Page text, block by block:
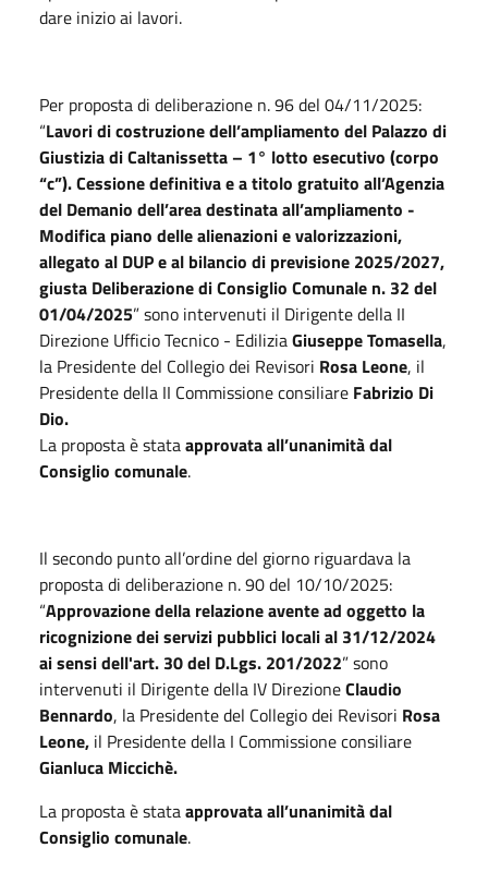
dare inizio ai lavori.
Per proposta di deliberazione n. 96 del 04/11/2025:
“Lavori di costruzione dell’ampliamento del Palazzo di
Giustizia di Caltanissetta – 1° lotto esecutivo (corpo
“c”). Cessione definitiva e a titolo gratuito all’Agenzia
del Demanio dell’area destinata all’ampliamento -
Modifica piano delle alienazioni e valorizzazioni,
allegato al DUP e al bilancio di previsione 2025/2027,
giusta Deliberazione di Consiglio Comunale n. 32 del
01/04/2025” sono intervenuti il Dirigente della II
Direzione Ufficio Tecnico - EdiliziaGiuseppe Tomasella,
la Presidente del Collegio dei Revisori Rosa Leone, il
Presidente della II Commissione consiliare Fabrizio Di
Dio.
La proposta è stataapprovata all’unanimità dal
Consiglio comunale.
Il secondo punto all’ordine del giorno riguardava la
proposta di deliberazione n. 90 del 10/10/2025:
“Approvazione della relazione avente ad oggetto la
ricognizione dei servizi pubblici locali al 31/12/2024
ai sensi dell'art. 30 del D.Lgs. 201/2022” sono
intervenuti il Dirigente della IV DirezioneClaudio
Bennardo, la Presidente del Collegio dei Revisori Rosa
Leone, il Presidente della I Commissione consiliare
Gianluca Miccichè.
La proposta è stataapprovata all’unanimità dal
Consiglio comunale.